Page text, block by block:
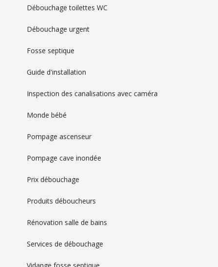
Débouchage toilettes WC
Débouchage urgent
Fosse septique
Guide d'installation
Inspection des canalisations avec caméra
Monde bébé
Pompage ascenseur
Pompage cave inondée
Prix débouchage
Produits déboucheurs
Rénovation salle de bains
Services de débouchage